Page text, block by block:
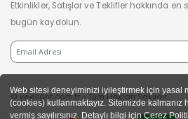
Web sitesi deneyiminizi iyileştirmek için yasal
(cookies) kullanmaktayız. Sitemizde
vermiş sayılırsınız. Detaylı bilgi için Çerez
Etkinlikler, Satışlar ve Teklifler hakkında
bugün kaydolun.
© yeelight.com.tr - Tüm Hakları Saklıdır.